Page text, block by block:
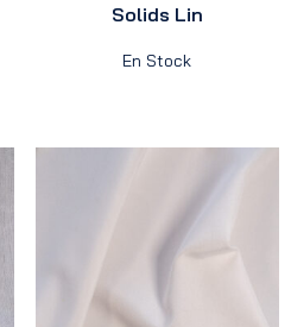
Solids Lin
En Stock